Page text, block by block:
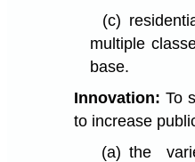
(c)
multiple
base.
Innovation: To
to increase
(a) the